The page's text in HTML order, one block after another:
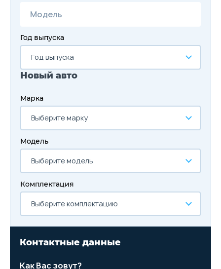
Год выпуска
Год выпуска
Новый авто
Марка
Выберите марку
Модель
Выберите модель
Комплектация
Выберите комплектацию
Контактные данные
Как Вас зовут?